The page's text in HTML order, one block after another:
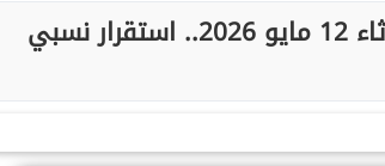
أسعار الخضروات والفاكهة اليوم في مصر الثلاثاء 12 مايو 2026.. استقرار نسبي